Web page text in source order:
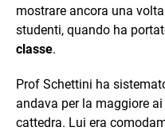
mostrare ancora una
studenti, quando ha
classe.
Prof Schettini ha
andava per la maggiore
cattedra. Lui era